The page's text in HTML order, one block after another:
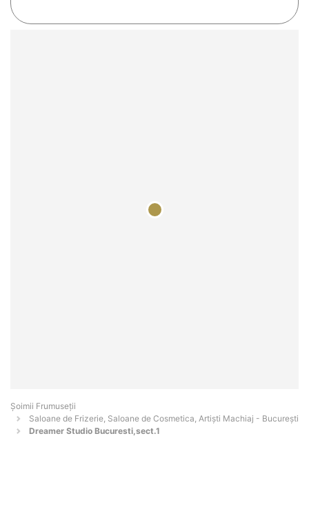
Șoimii Frumuseții
Saloane de Frizerie, Saloane de Cosmetica, Artiști Machiaj - Bucureşti
Dreamer Studio Bucuresti,sect.1